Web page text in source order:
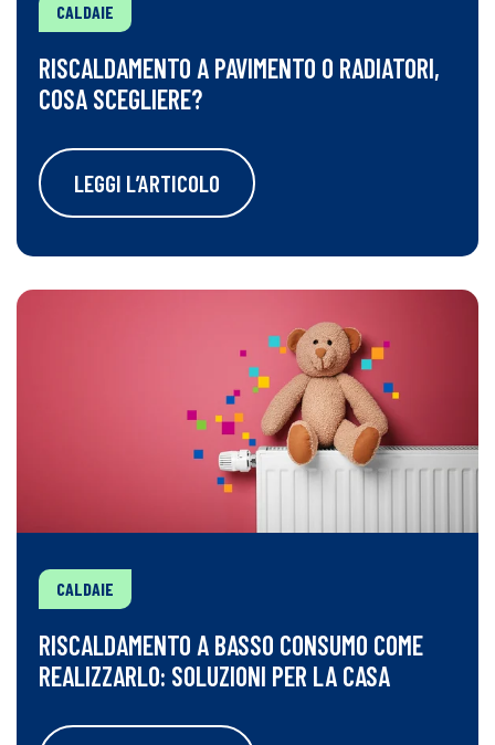
CALDAIE
RISCALDAMENTO A PAVIMENTO O RADIATORI,
COSA SCEGLIERE?
LEGGI L’ARTICOLO
CALDAIE
RISCALDAMENTO A BASSO CONSUMO COME
REALIZZARLO: SOLUZIONI PER LA CASA